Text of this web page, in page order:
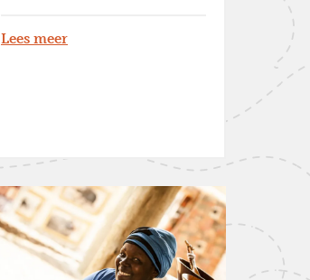
Lees meer